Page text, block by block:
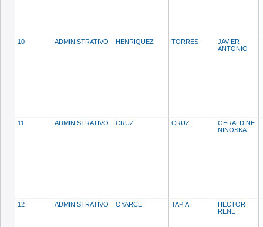
10 ADMINISTRATIVO HENRIQUEZ TORRES
JAVIER
ANTONIO
11 ADMINISTRATIVO CRUZ CRUZ
GERALDINE
NINOSKA
12 ADMINISTRATIVO OYARCE TAPIA
HECTOR
RENE